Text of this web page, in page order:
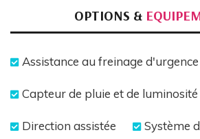
OPTIONS &
Assistance au freinage d'urgence
Capteur de pluie et de luminosité
Direction assistée Système